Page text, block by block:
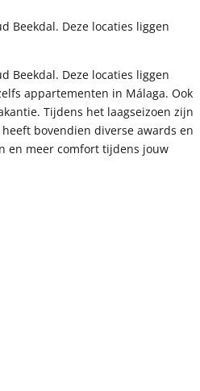
Beekdal. Deze locaties liggen
Beekdal. Deze locaties liggen
appartementen in Málaga. Ook
Tijdens het laagseizoen zijn
bovendien diverse awards en
en meer comfort tijdens jouw